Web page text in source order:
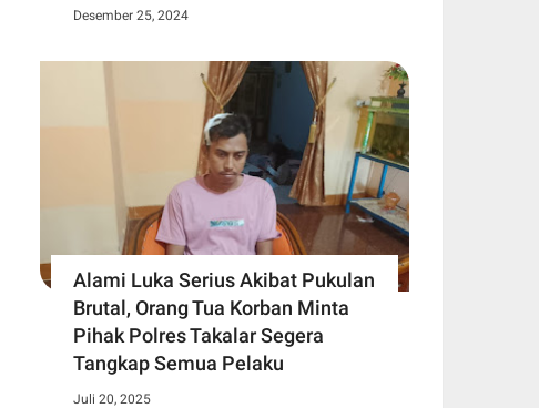
Desember 25, 2024
Alami Luka Serius Akibat Pukulan
Brutal, Orang Tua Korban Minta
Pihak Polres Takalar Segera
Tangkap Semua Pelaku
Juli 20, 2025